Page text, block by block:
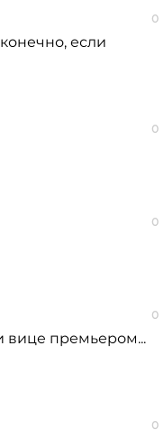
0
если
0
0
0
вице премьером...
0